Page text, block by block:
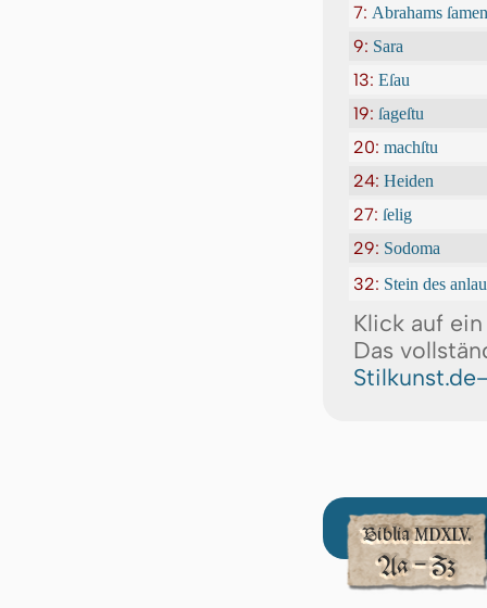
7: Abrahams ſamen
9: Sara
13: Eſau
19: ſageſtu
20: machſtu
24: Heiden
27: ſelig
29: Sodoma
32: Stein des
Klick auf
Das